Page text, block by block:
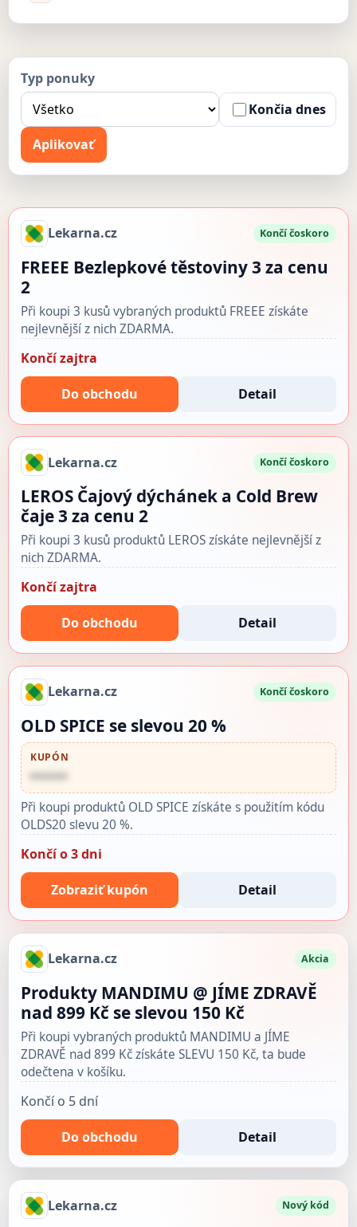
Typ ponuky
Končia dnes
Aplikovať
Lekarna.cz Končí čoskoro
FREEE Bezlepkové těstoviny 3 za cenu
2
Při koupi 3 kusů vybraných produktů FREEE získáte
nejlevnější z nich ZDARMA.
Končí zajtra
Do obchodu Detail
Lekarna.cz Končí čoskoro
LEROS Čajový dýchánek a Cold Brew
čaje 3 za cenu 2
Při koupi 3 kusů produktů LEROS získáte nejlevnější z
nich ZDARMA.
Končí zajtra
Do obchodu Detail
Lekarna.cz Končí čoskoro
OLD SPICE se slevou 20 %
KUPÓN
••••••
Při koupi produktů OLD SPICE získáte s použitím kódu
OLDS20 slevu 20 %.
Končí o 3 dni
Zobraziť kupón Detail
Lekarna.cz Akcia
Produkty MANDIMU @ JÍME ZDRAVĚ
nad 899 Kč se slevou 150 Kč
Při koupi vybraných produktů MANDIMU a JÍME
ZDRAVĚ nad 899 Kč získáte SLEVU 150 Kč, ta bude
odečtena v košíku.
Končí o 5 dní
Do obchodu Detail
Lekarna.cz Nový kód